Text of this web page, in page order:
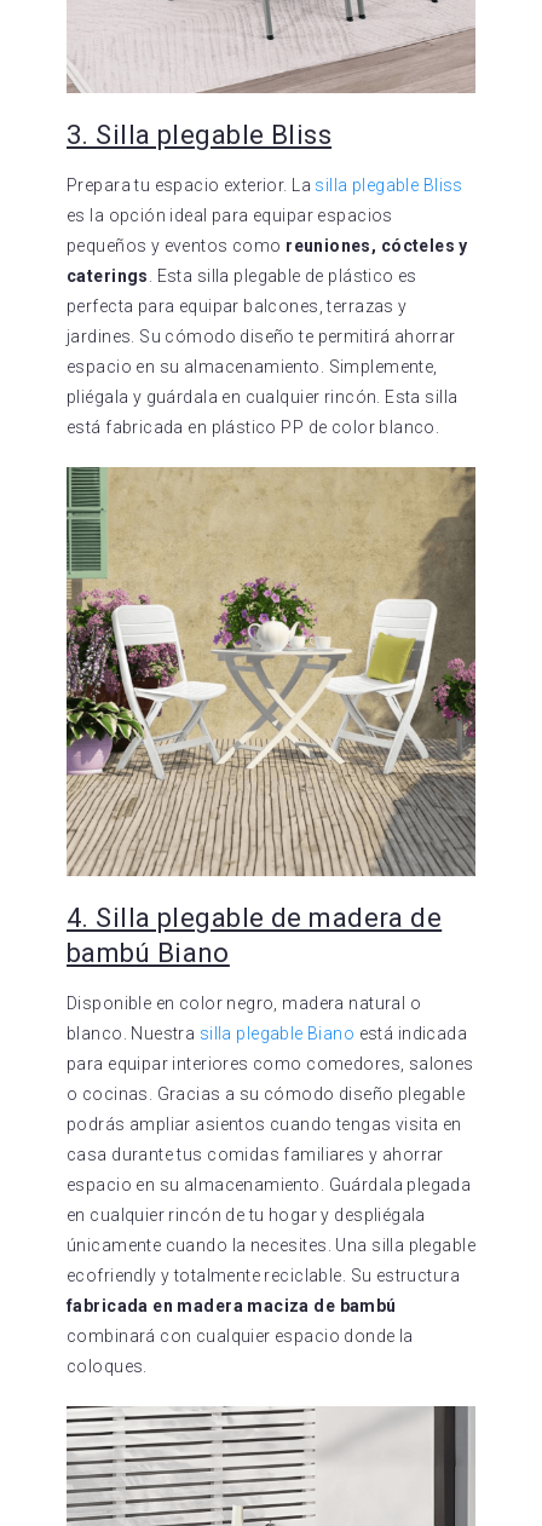
3. Silla plegable Bliss
Prepara tu espacio exterior. La silla plegable Bliss
es la opción ideal para equipar espacios
pequeños y eventos como reuniones, cócteles y
caterings
. Esta silla plegable de plástico es
perfecta para equipar balcones, terrazas y
jardines. Su cómodo diseño te permitirá ahorrar
espacio en su almacenamiento. Simplemente,
pliégala y guárdala en cualquier rincón. Esta silla
está fabricada en plástico PP de color blanco.
4. Silla plegable de madera de
bambú Biano
Disponible en color negro, madera natural o
blanco. Nuestra silla plegable Biano está indicada
para equipar interiores como comedores, salones
o cocinas. Gracias a su cómodo diseño plegable
podrás ampliar asientos cuando tengas visita en
casa durante tus comidas familiares y ahorrar
espacio en su almacenamiento. Guárdala plegada
en cualquier rincón de tu hogar y despliégala
únicamente cuando la necesites. Una silla plegable
ecofriendly y totalmente reciclable. Su estructura
fabricada en madera maciza de bambú
combinará con cualquier espacio donde la
coloques.